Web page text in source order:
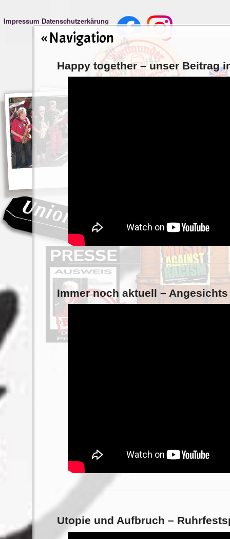
Impressum Datenschutzerkärung
« Navigation
Happy together – unser Beitrag
Immer noch aktuell –
Utopie und Aufbruch –